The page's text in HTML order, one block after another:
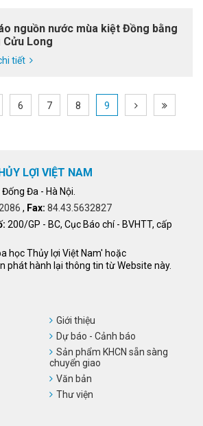
nguồn nước mùa kiệt Đồng bằng
Cửu Long
tiết
6 7 8 9
LỢI VIỆT NAM
Đa - Hà Nội.
, Fax: 84.43.5632827
200/GP - BC, Cục Báo chí - BVHTT, cấp
học Thủy lợi Việt Nam' hoặc
phát hành lại thông tin từ Website này.
Giới thiệu
Dự báo - Cảnh báo
Sản phẩm KHCN sẵn sàng
chuyển giao
Văn bản
Thư viện